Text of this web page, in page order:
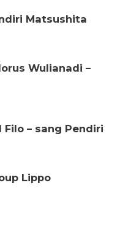
Matsushita
Wulianadi –
Filo – sang Pendiri
Lippo